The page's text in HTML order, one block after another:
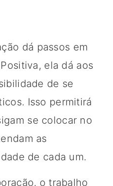
dá passos em
ela dá aos
de se
Isso permitirá
se colocar no
as
de cada um.
o trabalho